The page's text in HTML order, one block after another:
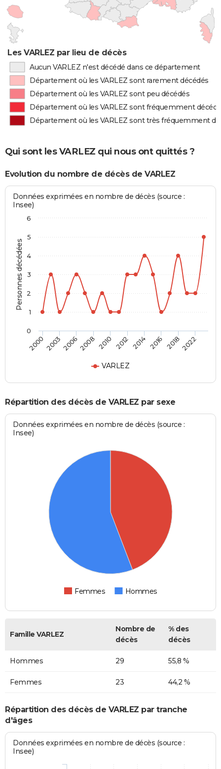
Les VARLEZ par lieu de décès
Aucun VARLEZ n'est décédé dans ce département
Département où les VARLEZ sont rarement décédés
Département où les VARLEZ sont peu décédés
Département où les VARLEZ sont fréquemment
Département où les VARLEZ sont très fréquemment
Qui sont les VARLEZ qui nous ont quittés ?
Evolution du nombre de décès de VARLEZ
Personnes décédées
Données exprimées en nombre de décès (source :
Insee)
VARLEZ
2000200320062008 2010 2012 2014 2016 20182022
0
1
2
3
4
5
6
Répartition des décès de VARLEZ par sexe
Données exprimées en nombre de décès (source :
Insee)
Femmes Hommes
Famille VARLEZ
Nombre de
décès
% des
décès
Hommes 29 55,8 %
Femmes 23 44,2 %
Répartition des décès de VARLEZ par tranche
d'âges
Données exprimées en nombre de décès (source :
Insee)